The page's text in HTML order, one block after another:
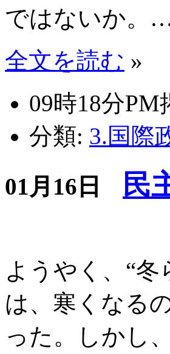
ではないか
全文を読む »
09時18分PM
分類: 3.国際
01月16日
民
ようやく、“
は、寒くなる
った。しかし